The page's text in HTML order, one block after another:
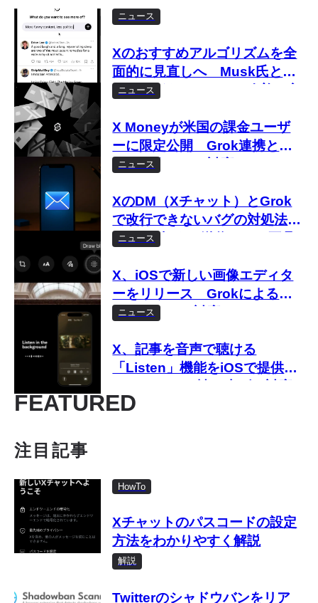
ニュース
Xのおすすめアルゴリズムを全
面的に見直しへ Musk氏と
Bier氏がタイムライン改善に言
ニュース
X Moneyが米国の課金ユーザ
ーに限定公開 Grok連携と収
益受け取りにも対応
ニュース
XのDM（Xチャット）とGrok
で改行できないバグの対処法
Enterを押すと送信される不具
ニュース
X、iOSで新しい画像エディタ
ーをリリース Grokによる編
集やぼかしに対応
ニュース
X、記事を音声で聴ける
「Listen」機能をiOSで提供
FEATURED
注目記事
HowTo
Xチャットのパスコードの設定
方法をわかりやすく解説
解説
Twitterのシャドウバンをリア